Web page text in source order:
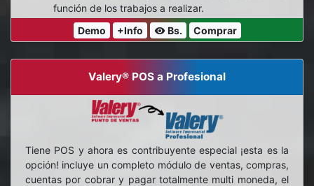
función de los trabajos a realizar.
Demo
+Info visibilityBs. Comprar
Valery® POS a Profesional
Tiene POS y ahora es contribuyente especial ¡esta es la
opción! incluye un completo módulo de ventas, compras,
cuentas por cobrar y pagar totalmente multi moneda, el